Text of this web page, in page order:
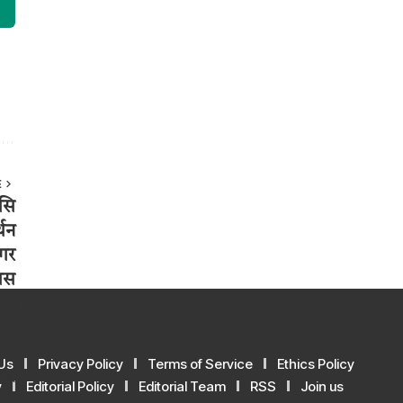
Privacy Policy Terms of Service
Ethics Policy
Editorial Policy Editorial Team RSS Join us